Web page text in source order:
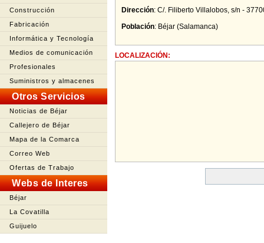
Construcción
Fabricación
Informática y Tecnología
Medios de comunicación
Profesionales
Suministros y almacenes
Otros Servicios
Noticias de Béjar
Callejero de Béjar
Mapa de la Comarca
Correo Web
Ofertas de Trabajo
Webs de Interes
Béjar
La Covatilla
Guijuelo
Dirección: C/. Filiberto Villalobos, s/n -
Población: Béjar (Salamanca)
LOCALIZACIÓN: